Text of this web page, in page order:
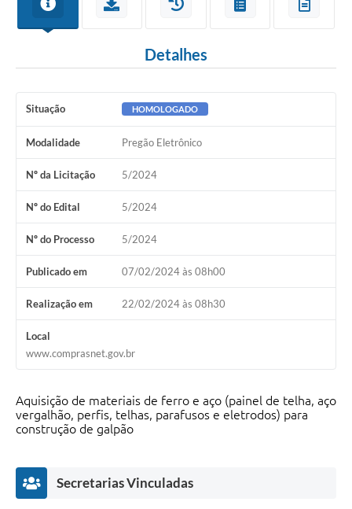
Detalhes
Situação HOMOLOGADO
Modalidade Pregão Eletrônico
Nº da Licitação 5/2024
Nº do Edital 5/2024
Nº do Processo 5/2024
Publicado em 07/02/2024 às 08h00
Realização em 22/02/2024 às 08h30
Local
www.comprasnet.gov.br
Aquisição de materiais de ferro e aço (painel de telha, aço
vergalhão, perfis, telhas, parafusos e eletrodos) para
construção de galpão
Secretarias Vinculadas